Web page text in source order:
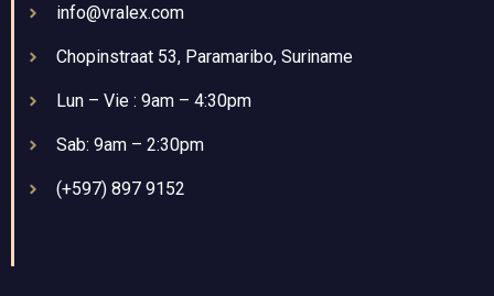
info@vralex.com
Chopinstraat 53, Paramaribo, Suriname
Lun – Vie : 9am – 4:30pm
Sab: 9am – 2:30pm
(+597) 897 9152